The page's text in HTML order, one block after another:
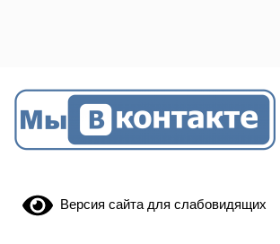
Версия сайта для слабовидящих